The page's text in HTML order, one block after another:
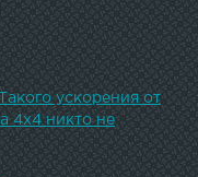
ускорения от
4х4 никто не